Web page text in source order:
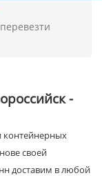
-
контейнерных
своей
доставим в любой